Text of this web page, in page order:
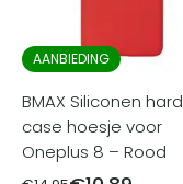
AANBIEDING
BMAX Siliconen hard
case hoesje voor
Oneplus 8 – Rood